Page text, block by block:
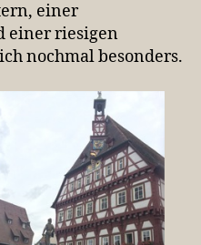
einer
einer riesigen
nochmal besonders.